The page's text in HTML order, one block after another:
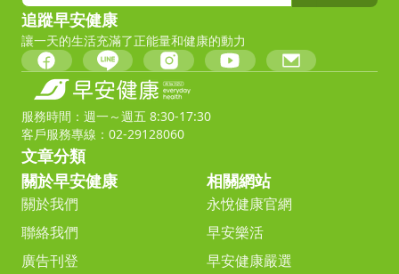
追蹤早安健康
讓一天的生活充滿了正能量和健康的動力
服務時間：週一～週五 8:30-17:30
客戶服務專線：02-29128060
文章分類
關於早安健康
關於我們
聯絡我們
廣告刊登
相關網站
永悅健康官網
早安樂活
早安健康嚴選